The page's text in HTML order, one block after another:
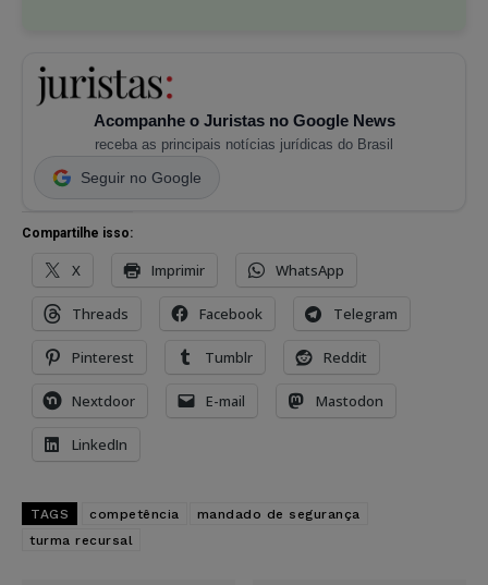
Acompanhe o Juristas no Google News
receba as principais notícias jurídicas do Brasil
Seguir no Google
Compartilhe isso:
X Imprimir WhatsApp
Threads Facebook Telegram
Pinterest Tumblr Reddit
Nextdoor E-mail Mastodon
LinkedIn
TAGS competência
mandado de segurança
turma recursal